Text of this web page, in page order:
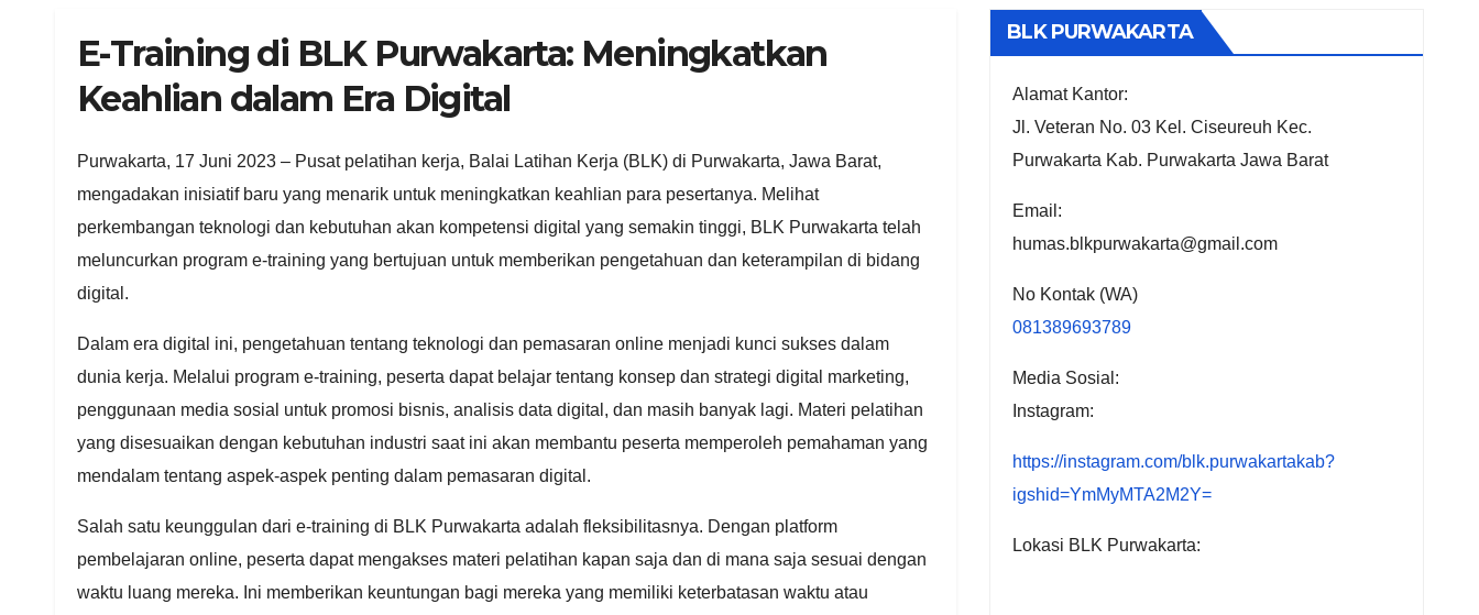
E-Training di BLK Purwakarta: Meningkatkan
Keahlian dalam Era Digital
Purwakarta, 17 Juni 2023 – Pusat pelatihan kerja, Balai Latihan Kerja (BLK) di Purwakarta, Jawa Barat,
mengadakan inisiatif baru yang menarik untuk meningkatkan keahlian para pesertanya. Melihat
perkembangan teknologi dan kebutuhan akan kompetensi digital yang semakin tinggi, BLK Purwakarta telah
meluncurkan program e-training yang bertujuan untuk memberikan pengetahuan dan keterampilan di bidang
digital.
Dalam era digital ini, pengetahuan tentang teknologi dan pemasaran online menjadi kunci sukses dalam
dunia kerja. Melalui program e-training, peserta dapat belajar tentang konsep dan strategi digital marketing,
penggunaan media sosial untuk promosi bisnis, analisis data digital, dan masih banyak lagi. Materi pelatihan
yang disesuaikan dengan kebutuhan industri saat ini akan membantu peserta memperoleh pemahaman yang
mendalam tentang aspek-aspek penting dalam pemasaran digital.
Salah satu keunggulan dari e-training di BLK Purwakarta adalah fleksibilitasnya. Dengan platform
pembelajaran online, peserta dapat mengakses materi pelatihan kapan saja dan di mana saja sesuai dengan
waktu luang mereka. Ini memberikan keuntungan bagi mereka yang memiliki keterbatasan waktu atau
BLK PURWAKARTA
Alamat Kantor:
Jl. Veteran No. 03 Kel. Ciseureuh Kec.
Purwakarta Kab. Purwakarta Jawa Barat
Email:
humas.blkpurwakarta@gmail.com
No Kontak (WA)
081389693789
Media Sosial:
Instagram:
https://instagram.com/blk.purwakartakab?
igshid=YmMyMTA2M2Y=
Lokasi BLK Purwakarta: